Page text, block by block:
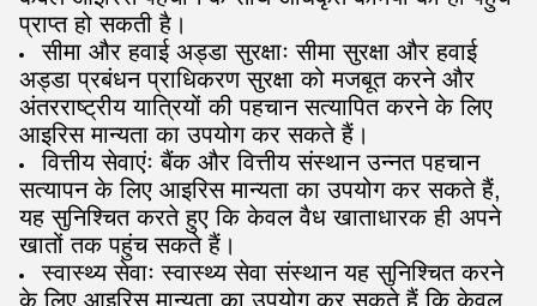
प्राप्त हो सकती है।
सीमा और हवाई अड्डा सुरक्षाः सीमा सुरक्षा और हवाई
अड्डा प्रबंधन प्राधिकरण सुरक्षा को मजबूत करने और
अंतरराष्ट्रीय यात्रियों की पहचान सत्यापित करने के लिए
आइरिस मान्यता का उपयोग कर सकते हैं।
वित्तीय सेवाएंः बैंक और वित्तीय संस्थान उन्नत पहचान
सत्यापन के लिए आइरिस मान्यता का उपयोग कर सकते हैं,
यह सुनिश्चित करते हुए कि केवल वैध खाताधारक ही अपने
खातों तक पहुंच सकते हैं।
स्वास्थ्य सेवाः स्वास्थ्य सेवा संस्थान यह सुनिश्चित करने
के लिए आइरिस मान्यता का उपयोग कर सकते हैं कि केवल